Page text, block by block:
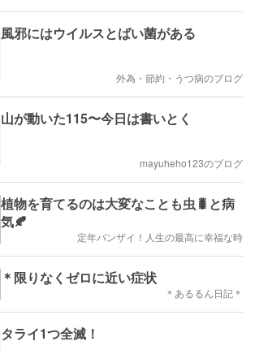
風邪にはウイルスとばい菌がある
外為・節約・うつ病のブログ
山が動いた115〜今日は書いとく
mayuheho123のブログ
植物を育てるのは大変なことも虫🐛と病
気🍂
定年バンザイ！人生の最高に幸福な時
＊限りなくゼロに近い症状
＊あるるん日記＊
タライ1つ全滅！